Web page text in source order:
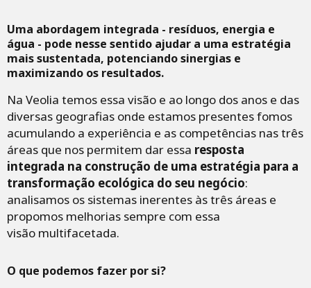
Uma abordagem integrada - resíduos, energia e
água - pode nesse sentido ajudar a uma estratégia
mais sustentada, potenciando sinergias e
maximizando os resultados.
Na Veolia temos essa visão e ao longo dos anos e das
diversas geografias onde estamos presentes fomos
acumulando a experiência e as competências nas três
áreas que nos permitem dar essa resposta
integrada na construção de uma estratégia para a
transformação ecológica do seu negócio:
analisamos os sistemas inerentes às três áreas e
propomos melhorias sempre com essa
visão multifacetada.
O que podemos fazer por si?